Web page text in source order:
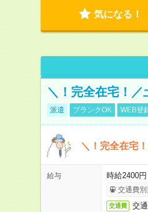
気になる！
＼！完全在宅！
派遣 ブランクOK WEB登
＼！完全在宅
給与 時給2400
交通費別
交通費 交